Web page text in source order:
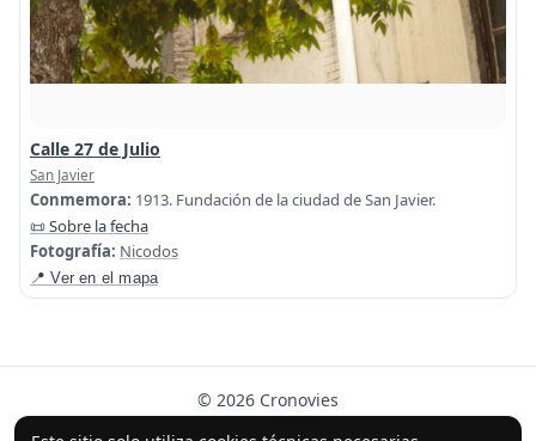
Calle 27 de Julio
San Javier
Conmemora: 1913. Fundación de la ciudad de San Javier.
📜 Sobre la fecha
Fotografía: Nicodos
📍 Ver en el mapa
© 2026 Cronovies
Historia en las calles · Desarrollado con la ayuda de IA